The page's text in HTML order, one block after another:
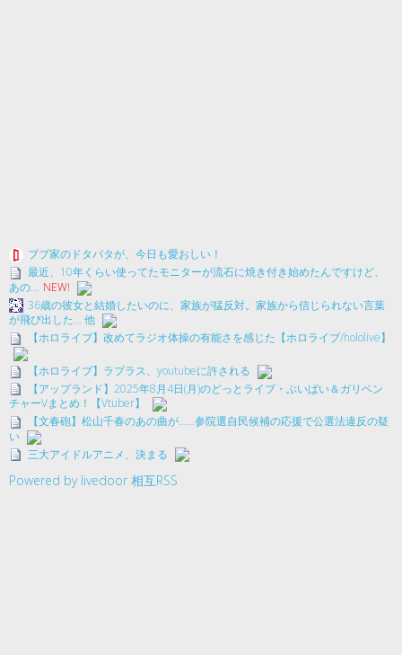
ブブ家のドタバタが、今日も愛おしい！
最近、10年くらい使ってたモニターが流石に焼き付き始めたんですけど、
あの... NEW!
36歳の彼女と結婚したいのに、家族が猛反対。家族から信じられない言葉
が飛び出した… 他
【ホロライブ】改めてラジオ体操の有能さを感じた【ホロライブ/hololive】
【ホロライブ】ラプラス、youtubeに許される
【アップランド】2025年8月4日(月)のどっとライブ・ぶいぱい＆ガリベン
チャーVまとめ！【Vtuber】
【文春砲】松山千春のあの曲が……参院選自民候補の応援で公選法違反の疑
い
三大アイドルアニメ、決まる
Powered by livedoor 相互RSS